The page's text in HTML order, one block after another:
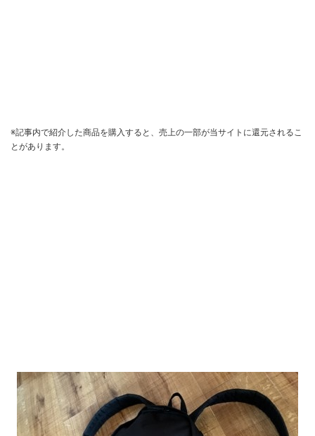
※記事内で紹介した商品を購入すると、売上の一部が当サイトに還元されるこ
とがあります。